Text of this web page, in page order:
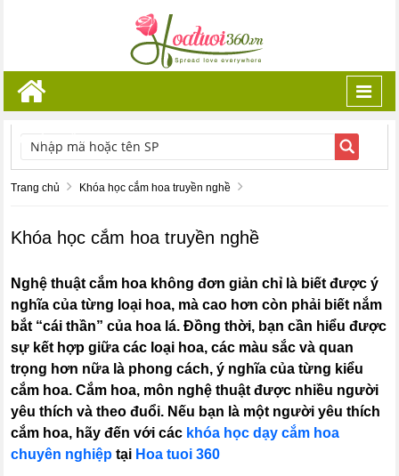
TÌM KIẾM
Trang chủ Khóa học cắm hoa truyền nghề
Khóa học cắm hoa truyền nghề
Nghệ thuật cắm hoa không đơn giản chỉ là biết được ý
nghĩa của từng loại hoa, mà cao hơn còn phải biết nắm
bắt “cái thần” của hoa lá. Đồng thời, bạn cần hiểu được
sự kết hợp giữa các loại hoa, các màu sắc và quan
trọng hơn nữa là phong cách, ý nghĩa của từng kiểu
cắm hoa. Cắm hoa, môn nghệ thuật được nhiều người
yêu thích và theo đuổi. Nếu bạn là một người yêu thích
cắm hoa, hãy đến với các khóa học dạy cắm hoa
chuyên nghiệp tại Hoa tuoi 360